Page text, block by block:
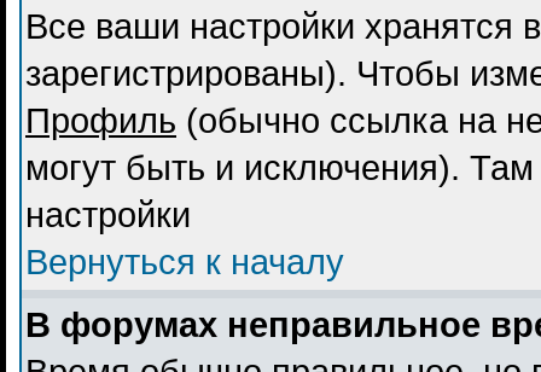
Все ваши настройки хранятся
зарегистрированы). Чтобы
Профиль (обычно ссылка на
могут быть и исключения).
настройки
Вернуться к началу
В форумах неправильное